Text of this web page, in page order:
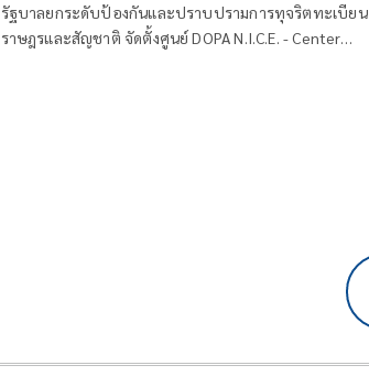
รัฐบาลยกระดับป้องกันและปราบปรามการทุจริตทะเบียน
ราษฎรและสัญชาติ จัดตั้งศูนย์ DOPA N.I.C.E. - Center